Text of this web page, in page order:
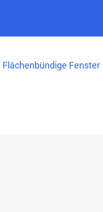
Flächenbündige Fenster